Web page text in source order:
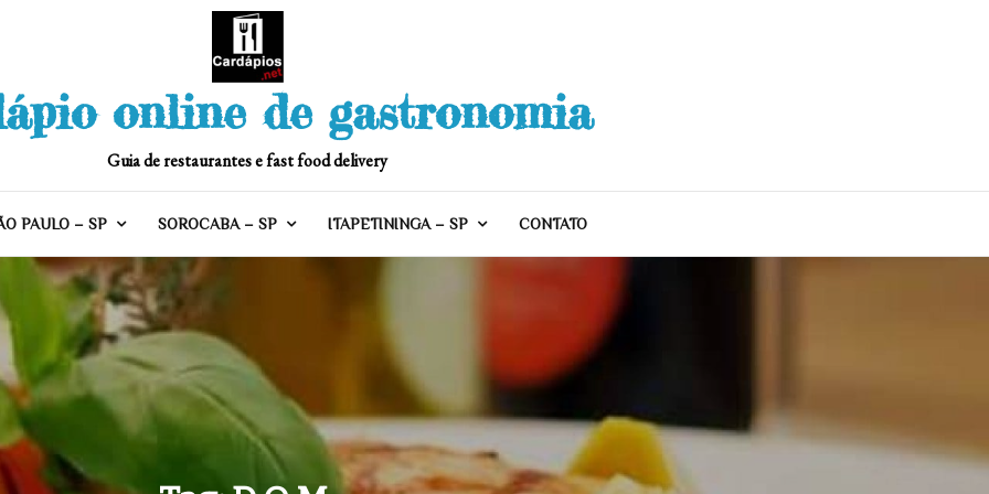
online de gastronomia
Guia de restaurantes e fast food delivery
PAULO – SP SOROCABA – SP ITAPETININGA – SP CONTATO